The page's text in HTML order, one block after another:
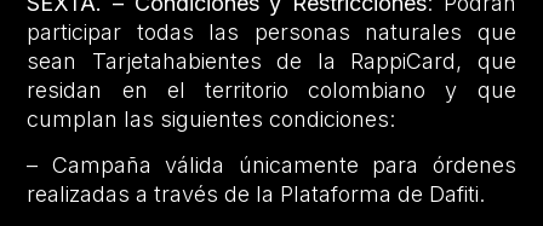
participar todas las personas naturales que
sean Tarjetahabientes de la RappiCard, que
residan en el territorio colombiano y que
cumplan las siguientes condiciones:
– Campaña válida únicamente para órdenes
realizadas a través de la Plataforma de Dafiti.